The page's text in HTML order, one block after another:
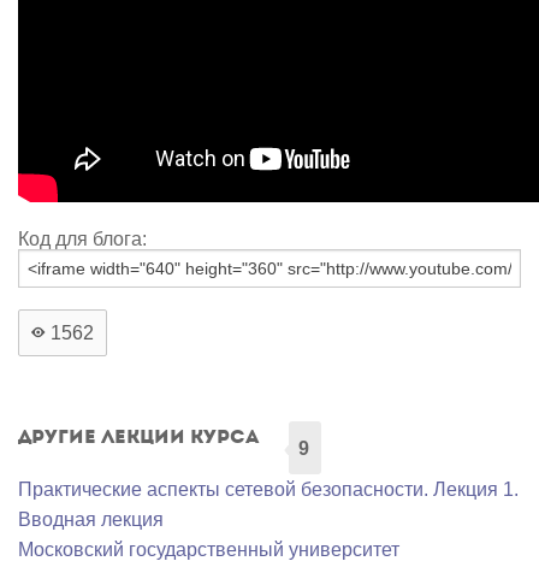
Код для блога:
1562
Другие лекции курса
9
Практические аспекты сетевой безопасности. Лекция 1.
Вводная лекция
Московский государственный университет